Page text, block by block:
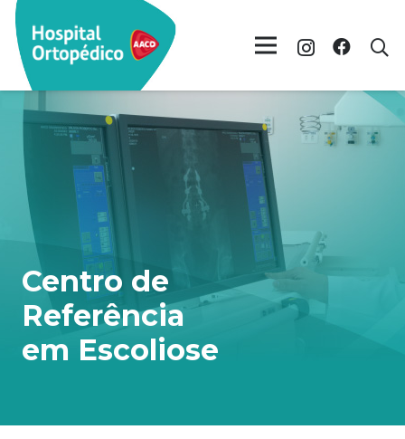
Centro de
Referência
em Escoliose